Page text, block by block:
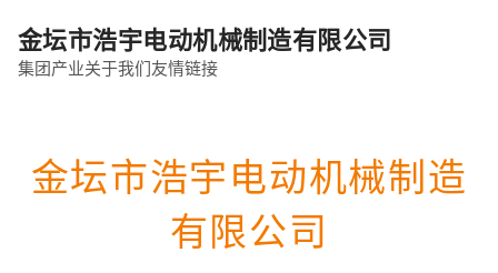
金坛市浩宇电动机械制造有限公司
集团产业关于我们友情链接
金坛市浩宇电动机械制造
有限公司